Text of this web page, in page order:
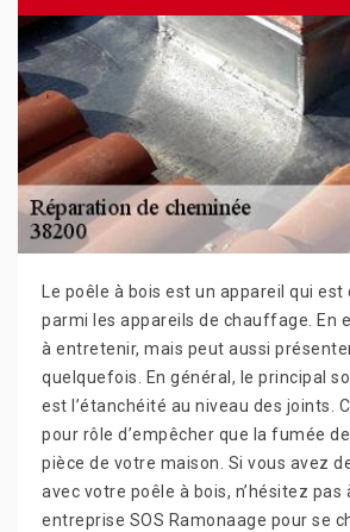
Le poêle à bois est un appareil qui
parmi les appareils de chauffage. En
à entretenir, mais peut aussi
quelquefois. En général, le principal
est l’étanchéité au niveau des joints.
pour rôle d’empêcher que la fumée
pièce de votre maison. Si vous avez
avec votre poêle à bois, n’hésitez
entreprise SOS Ramonaage pour se